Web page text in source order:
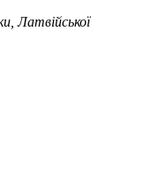
Латвійської